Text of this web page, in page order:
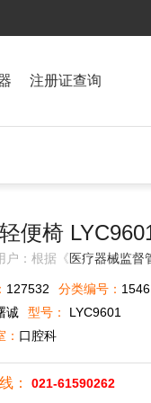
注册证查询
便椅
户：根据《医疗器械监督
127532 分类编号： 1546
诚 型号：
LYC9601
口腔科
： 021-61590262